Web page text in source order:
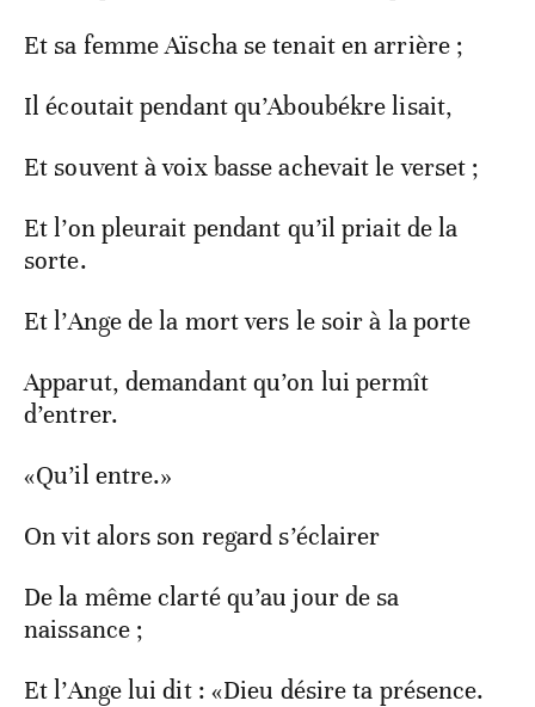
Et sa femme Aïscha se tenait en arrière ;
Il écoutait pendant qu’Aboubékre lisait,
Et souvent à voix basse achevait le verset ;
Et l’on pleurait pendant qu’il priait de la
sorte.
Et l’Ange de la mort vers le soir à la porte
Apparut, demandant qu’on lui permît
d’entrer.
«Qu’il entre.»
On vit alors son regard s’éclairer
De la même clarté qu’au jour de sa
naissance ;
Et l’Ange lui dit : «Dieu désire ta présence.